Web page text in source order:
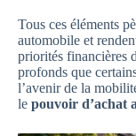
Tous ces éléments
automobile et
priorités financières
profonds que
l’avenir de la
le pouvoir d’achat